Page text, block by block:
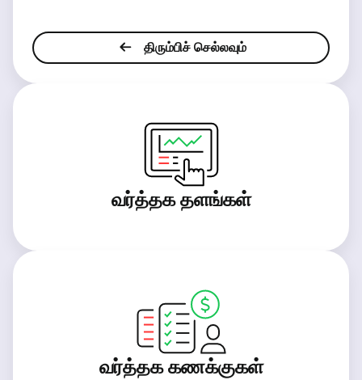
திரும்பிச் செல்லவும்
வர்த்தக தளங்கள்
வர்த்தக கணக்குகள்